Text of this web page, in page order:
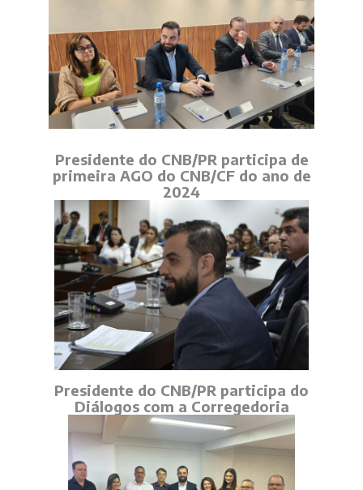
Presidente do CNB/PR participa de
primeira AGO do CNB/CF do ano de
2024
Presidente do CNB/PR participa do
Diálogos com a Corregedoria